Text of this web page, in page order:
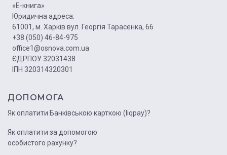
«Е-книга»
Юридична адреса:
61001, м. Харків вул. Георгія Тарасенка, 66
+38 (050) 46-84-975
office1@osnova.com.ua
ЄДРПОУ 32031438
ІПН 320314320301
ДОПОМОГА
Як оплатити Банківською карткою (liqpay)?
Як оплатити за допомогою
особистого рахунку?